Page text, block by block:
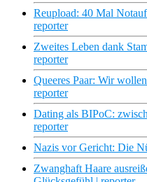
Reupload: 40 Mal
reporter
Zweites Leben dank
reporter
Queeres Paar: Wir
reporter
Dating als BIPoC:
reporter
Nazis vor Gericht: Die
Zwanghaft Haare